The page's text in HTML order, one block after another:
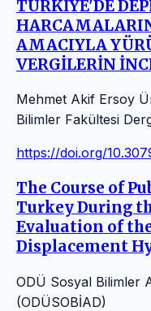
TÜRKİYE'DE
AMACIYLA
VERGİLERİN
Mehmet Akif Ersoy
Bilimler Fakültesi
https://doi.org/
The Course of
Turkey During
Evaluation of
Displacement
ODÜ Sosyal Bilimler
(ODÜSOBİAD)